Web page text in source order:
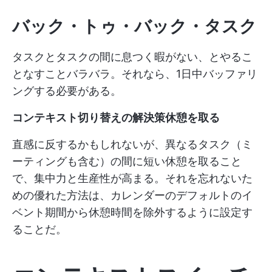
バック・トゥ・バック・タスク
タスクとタスクの間に息つく暇がない、とやるこ
となすことバラバラ。それなら、1日中バッファリ
ングする必要がある。
コンテキスト切り替えの解決策休憩を取る
直感に反するかもしれないが、異なるタスク（ミ
ーティングも含む）の間に短い休憩を取ること
で、集中力と生産性が高まる。それを忘れないた
めの優れた方法は、カレンダーのデフォルトのイ
ベント期間から休憩時間を除外するように設定す
ることだ。